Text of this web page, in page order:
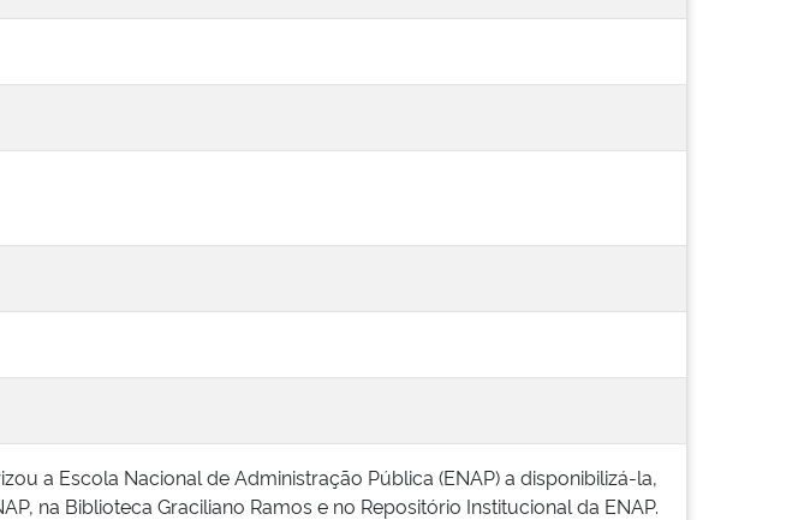
a Escola Nacional de Administração Pública (ENAP) a disponibilizá-la,
na Biblioteca Graciliano Ramos e no Repositório Institucional da ENAP.